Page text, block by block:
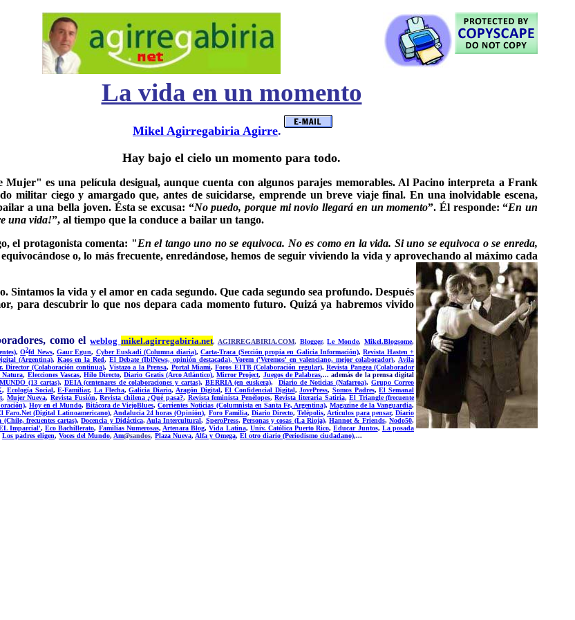
La vida en un momento
Mikel Agirregabiria Agirre.
Hay bajo el cielo un momento para todo.
Mujer" es una película desigual, aunque cuenta con algunos parajes memorables. Al Pacino interpreta a Frank
militar ciego y amargado que, antes de suicidarse, emprende un breve viaje final. En una inolvidable escena,
a una bella joven. Ésta se excusa: “No puedo, porque mi novio llegará en un momento”. Él responde: “En un
una vida!”, al tiempo que la conduce a bailar un tango.
el protagonista comenta: "En el tango uno no se equivoca. No es como en la vida. Si uno se equivoca o se enreda,
o, lo más frecuente, enredándose, hemos de seguir viviendo la vida y aprovechando al máximo cada
Sintamos la vida y el amor en cada segundo. Que cada segundo sea profundo. Después
para descubrir lo que nos depara cada momento futuro. Quizá ya habremos vivido
como elweblogmikel.agirregabiria.net, AGIRREGABIRIA.COM, Blogger,Le Monde,Mikel.Blogsome,
,O2fd News, Gaur Egun, Cyber Euskadi (Columna diaria),Carta-Traca (Sección propia en Galicia Información),Revista Hasten +
(Argentina), Kaos en la Red,El Debate (IblNews, opinión destacada),Vorem ('Veremos' en valenciano, mejor colaborador),Ávila
Director (Colaboración continua), Vistazo a la Prensa, Portal Miami,Foros EITB (Colaboración regular),Revista Pangea (Colaborador
Natura, Elecciones Vascas,Hilo Directo,Diario Gratis (Arco Atlántico),Mirror Project, Juegos de Palabras,... además de la prensa digital
(13 cartas), DEIA (centenares de colaboraciones y cartas), BERRIA (en euskera), Diario de Noticias (Nafarroa), Grupo Correo
, Ecología Social,E-Familiar,La Flecha,Galicia Diario, Aragón Digital,El Confidencial Digital,JovePress, Somos Padres,El Semanal
, Mujer Nueva,Revista Fusión,Revista chilena ¿Qué pasa?, Revista feminista Penélopes,Revista literaria Satiria,El Triangle (frecuente
, Hoy en el Mundo,Bitácora de ViejoBlues,Corrientes Noticias (Columnista en Santa Fe, Argentina), Magazine de la Vanguardia,
Faro.Net (Digital Latinoamericano),Andalucía 24 horas (Opinión), Foro Familia, Diario Directo, Telépolis, Artículos para pensar, Diario
(Chile, frecuentes cartas),Docencia y Didáctica,Aula Intercultural, SperoPress, Personas y cosas (La Rioja),Hannot & Friends,Nodo50,
Imparcial',Eco Bachillerato, Familias Numerosas, Artenara Blog,Vida Latina, Univ. Católica Puerto Rico,Educar Juntos, La posada
Los padres eligen, Voces del Mundo, Am@sandos, Plaza Nueva, Alfa y Omega, El otro diario (Periodismo ciudadano),...